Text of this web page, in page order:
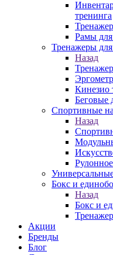
тренинга
Рамы
Тренажеры
Назад
Беговые
Спортивные
Назад
Бокс и
Назад
Бокс и
Акции
Бренды
Блог